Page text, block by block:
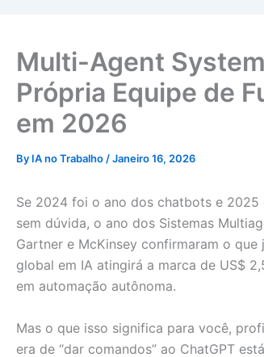
Multi-Agent
Própria Equipe de
em 2026
By IA no Trabalho /Janeiro 16, 2026
Se 2024 foi o ano dos chatbots e 2025
sem dúvida, o ano dos Sistemas
Gartner e McKinsey confirmaram o
global em IA atingirá a marca de US$
em automação autônoma.
Mas o que isso significa para você,
era de “dar comandos” ao ChatGPT